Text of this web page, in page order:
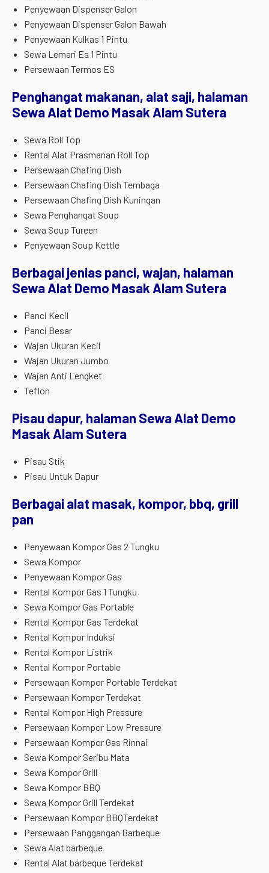
Penyewaan Dispenser Galon
Penyewaan Dispenser Galon Bawah
Penyewaan Kulkas 1 Pintu
Sewa Lemari Es 1 Pintu
Persewaan Termos ES
Penghangat makanan, alat saji, halaman
Sewa Alat Demo Masak Alam Sutera
Sewa Roll Top
Rental Alat Prasmanan Roll Top
Persewaan Chafing Dish
Persewaan Chafing Dish Tembaga
Persewaan Chafing Dish Kuningan
Sewa Penghangat Soup
Sewa Soup Tureen
Penyewaan Soup Kettle
Berbagai jenias panci, wajan, halaman
Sewa Alat Demo Masak Alam Sutera
Panci Kecil
Panci Besar
Wajan Ukuran Kecil
Wajan Ukuran Jumbo
Wajan Anti Lengket
Teflon
Pisau dapur, halaman Sewa Alat Demo
Masak Alam Sutera
Pisau Stik
Pisau Untuk Dapur
Berbagai alat masak, kompor, bbq, grill
pan
Penyewaan Kompor Gas 2 Tungku
Sewa Kompor
Penyewaan Kompor Gas
Rental Kompor Gas 1 Tungku
Sewa Kompor Gas Portable
Rental Kompor Gas Terdekat
Rental Kompor Induksi
Rental Kompor Listrik
Rental Kompor Portable
Persewaan Kompor Portable Terdekat
Persewaan Kompor Terdekat
Rental Kompor High Pressure
Persewaan Kompor Low Pressure
Persewaan Kompor Gas Rinnai
Sewa Kompor Seribu Mata
Sewa Kompor Grill
Sewa Kompor BBQ
Sewa Kompor Grill Terdekat
Persewaan Kompor BBQTerdekat
Persewaan Panggangan Barbeque
Sewa Alat barbeque
Rental Alat barbeque Terdekat